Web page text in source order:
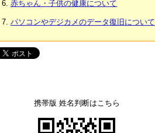
赤ちゃん・子供の健康について
パソコンやデジカメのデータ復旧について
携帯版 姓名判断はこちら